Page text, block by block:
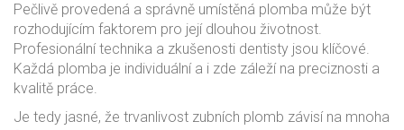
Pečlivě provedená a správně umístěná plomba může být
rozhodujícím faktorem pro její dlouhou životnost.
Profesionální technika a zkušenosti dentisty jsou klíčové.
Každá plomba je individuální a i zde záleží na preciznosti a
kvalitě práce.
Je tedy jasné, že trvanlivost zubních plomb závisí na mnoha